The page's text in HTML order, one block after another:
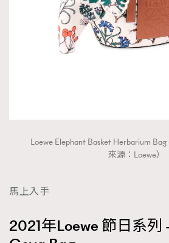
Loewe Elephant Basket Herbarium
來源：Loewe）
馬上入手
2021年Loewe 節日系列